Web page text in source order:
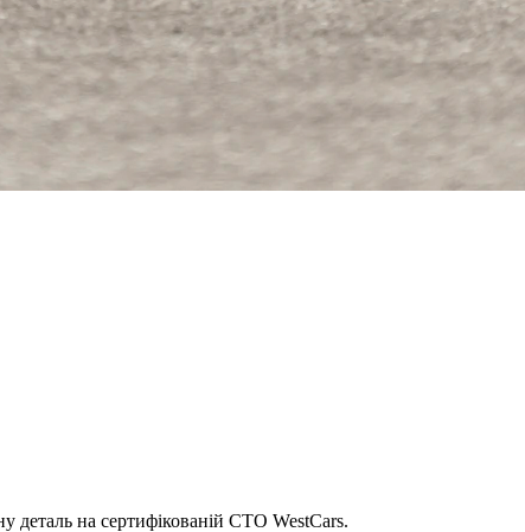
деталь на сертифікованій СТО WestCars.